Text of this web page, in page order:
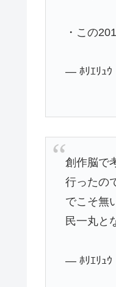
・この
— ﾎﾘｴﾘｭｳ
創作脳で
行ったの
でこそ無
民一丸と
— ﾎﾘｴﾘｭｳ